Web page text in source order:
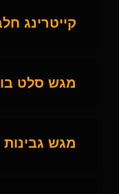
קייטרינג
מגש סלט
מגש